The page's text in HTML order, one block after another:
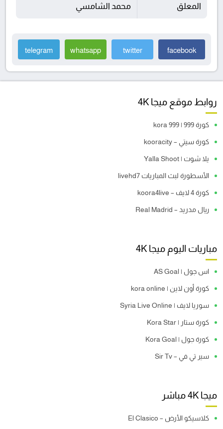
المعلق محمد الشامسي
facebook
twitter
whatsapp
telegram
روابط موقع ميجا 4K
كورة 999 | kora 999
كورة سيتي – kooracity
يلا شوت | Yalla Shoot
الأسطورة لبث المباريات livehd7
كورة 4 لايف – koora4live
ريال مدريد – Real Madrid
مباريات اليوم ميجا 4K
اس جول | AS Goal
كورة أون لاين | kora online
سوريا لايف | Syria Live Online
كورة ستار | Kora Star
كورة جول | Kora Goal
سير تي في – Sir Tv
ميجا 4K مباشر
كلاسيكو الأرض – El Clasico